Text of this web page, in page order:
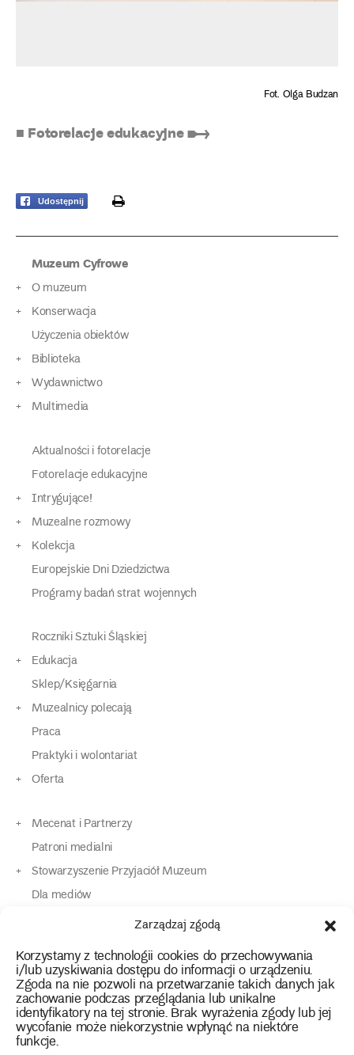
Zarządzaj zgodą
Korzystamy z technologii cookies do przechowywania
i/lub uzyskiwania dostępu do informacji o urządzeniu.
Zgoda na nie pozwoli na przetwarzanie takich danych jak
zachowanie podczas przeglądania lub unikalne
identyfikatory na tej stronie. Brak wyrażenia zgody lub jej
wycofanie może niekorzystnie wpłynąć na niektóre
funkcje.
Fot. Olga Budzan
■ Fotorelacje edukacyjne ➸
Udostępnij print
Muzeum Cyfrowe
O muzeum
Konserwacja
Użyczenia obiektów
Biblioteka
Wydawnictwo
Multimedia
Aktualności i fotorelacje
Fotorelacje edukacyjne
Intrygujące!
Muzealne rozmowy
Kolekcja
Europejskie Dni Dziedzictwa
Programy badań strat wojennych
Roczniki Sztuki Śląskiej
Edukacja
Sklep/Księgarnia
Muzealnicy polecają
Praca
Praktyki i wolontariat
Oferta
Mecenat i Partnerzy
Patroni medialni
Stowarzyszenie Przyjaciół Muzeum
Dla mediów
Dla osób o specjalnych potrzebach
Kontakt
instagram
twitterfacebookyoutube
tiktok